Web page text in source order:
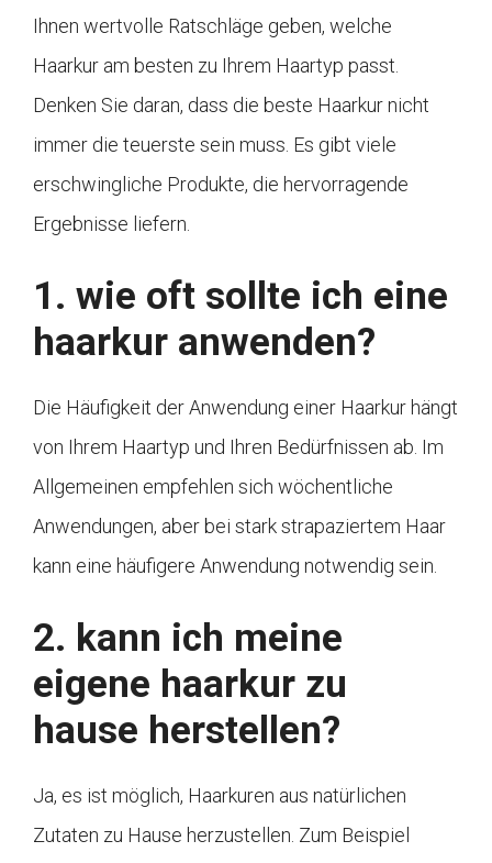
Ihnen wertvolle Ratschläge geben, welche
Haarkur am besten zu Ihrem Haartyp passt.
Denken Sie daran, dass die beste Haarkur nicht
immer die teuerste sein muss. Es gibt viele
erschwingliche Produkte, die hervorragende
Ergebnisse liefern.
1. wie oft sollte ich eine
haarkur anwenden?
Die Häufigkeit der Anwendung einer Haarkur hängt
von Ihrem Haartyp und Ihren Bedürfnissen ab. Im
Allgemeinen empfehlen sich wöchentliche
Anwendungen, aber bei stark strapaziertem Haar
kann eine häufigere Anwendung notwendig sein.
2. kann ich meine
eigene haarkur zu
hause herstellen?
Ja, es ist möglich, Haarkuren aus natürlichen
Zutaten zu Hause herzustellen. Zum Beispiel